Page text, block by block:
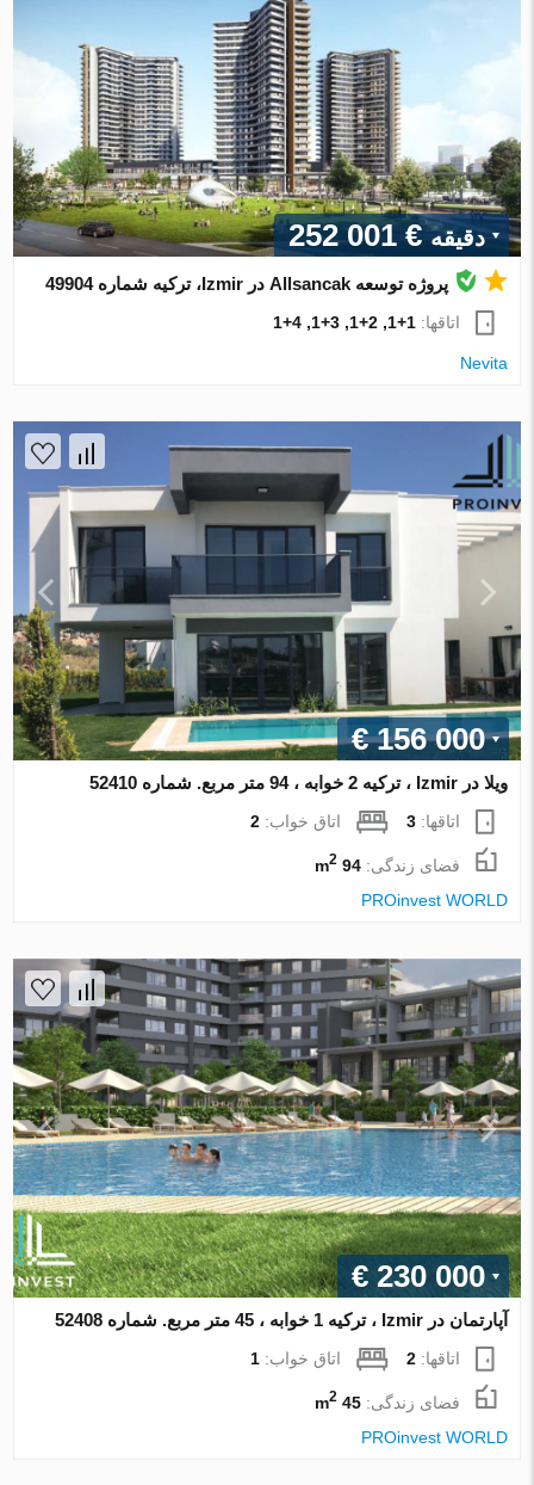
دقیقه€ 252 001
پروژه توسعه Allsancak در Izmir، ترکیه شماره 49904
اتاقها:1+1, 2+1, 3+1, 4+1
Nevita
€ 156 000
ویلا در Izmir ، ترکیه 2 خوابه ، 94 متر مربع. شماره 52410
اتاقها:3 اتاق خواب:2
فضای زندگی:94 m
2
PROinvest WORLD
€ 230 000
آپارتمان در Izmir ، ترکیه 1 خوابه ، 45 متر مربع. شماره 52408
اتاقها:2 اتاق خواب:1
فضای زندگی:45 m
2
PROinvest WORLD